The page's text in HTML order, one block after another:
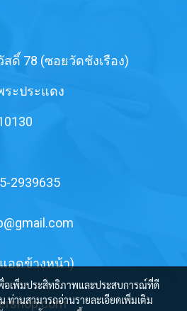
ดิ์ 78 (ซอยวัดชังเรือง)
ระประแดง
2939635
อดข้างหน้า)
พื่อเพิ่มประสิทธิภาพและประสบการณ์ที่ดี
ท่านสามารถอ่านรายละเอียดเพิ่มเติม